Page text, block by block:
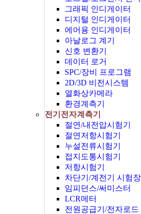
그래픽 인디게이터
디지털 인디게이터
에어용 인디게이터
아날로그 계기
신호 변환기
데이터 로거
SPC/장비 프로그램
2D/3D 비전시스템
열화상카메라
환경계측기
전기전자계측기
절연/내전압시험기
절연저항시험기
누설전류시험기
접지도통시험기
저항시험기
차단기/계전기 시험장
임피던스/써미스터
LCR메터
전원공급기/전자로드